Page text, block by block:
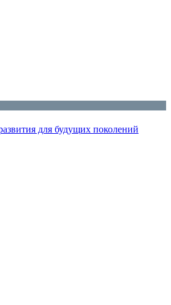
для будущих поколений